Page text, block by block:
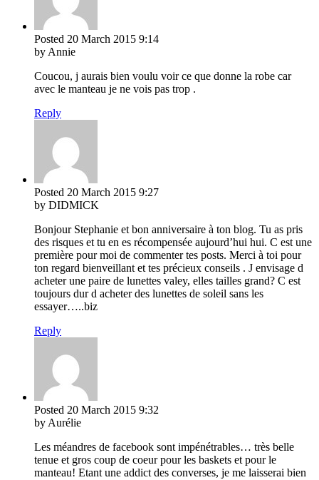
Posted 20 March 2015 9:14
by Annie
Coucou, j aurais bien voulu voir ce que donne la robe car
avec le manteau je ne vois pas trop .
Reply
Posted 20 March 2015 9:27
by DIDMICK
Bonjour Stephanie et bon anniversaire à ton blog. Tu as pris
des risques et tu en es récompensée aujourd’hui hui. C est une
première pour moi de commenter tes posts. Merci à toi pour
ton regard bienveillant et tes précieux conseils . J envisage d
acheter une paire de lunettes valey, elles tailles grand? C est
toujours dur d acheter des lunettes de soleil sans les
essayer…..biz
Reply
Posted 20 March 2015 9:32
by Aurélie
Les méandres de facebook sont impénétrables… très belle
tenue et gros coup de coeur pour les baskets et pour le
manteau! Etant une addict des converses, je me laisserai bien